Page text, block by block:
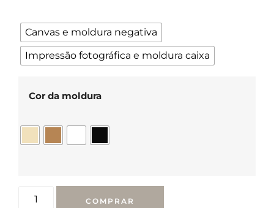
Canvas e moldura negativa
Impressão fotográfica e moldura caixa
Cor da moldura
COMPRAR